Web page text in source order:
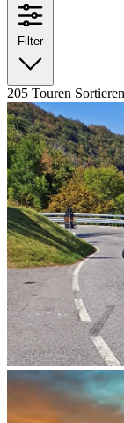
Filter
205 Touren Sortieren